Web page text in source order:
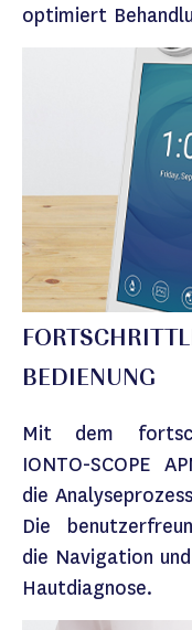
optimiert
BEDIENUNG
Mit dem
IONTO-SCOPE
die
Die
die Navigation
Hautdiagnose.